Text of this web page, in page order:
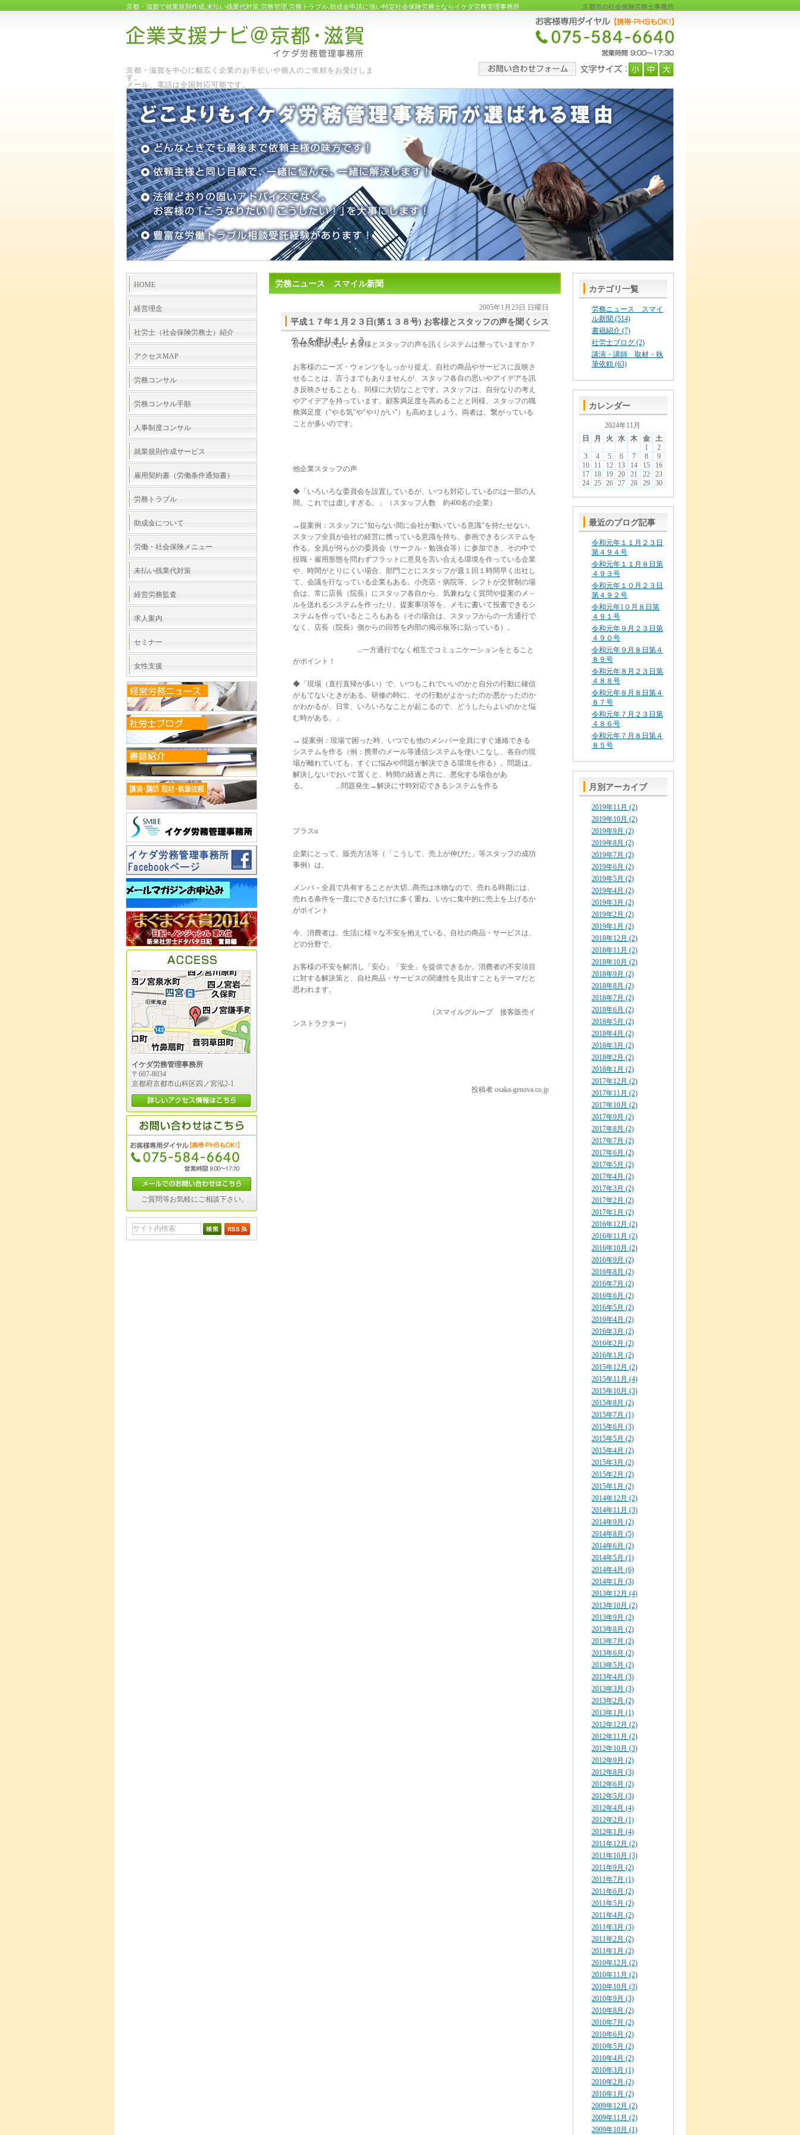
京都・滋賀で就業規則作成,未払い残業代対策,労務管理,労務トラブル,助成金申請に強い特定社会保険労務士ならイケダ労務管理事務所 京都市の社会保険労務士事務所
京都・滋賀を中心に幅広く企業のお手伝いや個人のご依頼をお受けしま
す。
メール、電話は全国対応可能です。
労務ニュース スマイル新聞
2005年1月23日 日曜日
平成１７年１月２３日(第１３８号) お客様とスタッフの声を聞くシス
テムを作りましょう
皆様の職場では、お客様とスタッフの声を訊くシステムは整っていますか？
お客様のニーズ・ウォンツをしっかり捉え、自社の商品やサービスに反映さ
せることは、言うまでもありませんが、スタッフ各自の思いやアイデアを訊
き反映させることも、同様に大切なことです。スタッフは、自分なりの考え
やアイデアを持っています。顧客満足度を高めることと同様、スタッフの職
務満足度（"やる気"や"やりがい"）も高めましょう。両者は、繋がっている
ことが多いのです。
他企業スタッフの声
◆「いろいろな委員会を設置しているが、いつも対応しているのは一部の人
間。これでは虚しすぎる。」（スタッフ人数 約400名の企業）
→提案例：スタッフに"知らない間に会社が動いている意識"を持たせない。
スタッフ全員が会社の経営に携っている意識を持ち、参画できるシステムを
作る。全員が何らかの委員会（サークル・勉強会等）に参加でき、その中で
役職・雇用形態を問わずフラットに意見を言い合える環境を作っている企業
や、時間がとりにくい場合、部門ごとにスタッフが週１回１時間早く出社し
て、会議を行なっている企業もある。小売店・病院等、シフトが交替制の場
合は、常に店長（院長）にスタッフ各自から、気兼ねなく質問や提案のメ－
ルを送れるシステムを作ったり、提案事項等を、メモに書いて投書できるシ
ステムを作っているところもある（その場合は、スタッフからの一方通行で
なく、店長（院長）側からの回答を内部の掲示板等に貼っている）。
...一方通行でなく相互でコミュニケーションをとること
がポイント！
◆「現場（直行直帰が多い）で、いつもこれでいいのかと自分の行動に確信
がもてないときがある。研修の時に、その行動がよかったのか悪かったのか
がわかるが、日常、いろいろなことが起こるので、どうしたらよいのかと悩
む時がある。」
→ 提案例：現場で困った時、いつでも他のメンバー全員にすぐ連絡できる
システムを作る（例：携帯のメール等通信システムを使いこなし、各自の現
場が離れていても、すぐに悩みや問題が解決できる環境を作る）。問題は、
解決しないでおいて置くと、時間の経過と共に、悪化する場合があ
る。 ...問題発生→解決に寸時対応できるシステムを作る
プラスα
企業にとって、販売方法等（「こうして、売上が伸びた」等スタッフの成功
事例）は、
メンバ－全員で共有することが大切...商売は水物なので、売れる時期には、
売れる条件を一度にできるだけに多く重ね、いかに集中的に売上を上げるか
がポイント
今、消費者は、生活に様々な不安を抱えている。自社の商品・サービスは、
どの分野で、
お客様の不安を解消し「安心」「安全」を提供できるか。消費者の不安項目
に対する解決策と、自社商品・サービスの関連性を見出すこともテーマだと
思われます。
（スマイルグループ 接客販売イ
ンストラクター）
投稿者 osaka-genova.co.jp
カテゴリ一覧
労務ニュース スマイ
ル新聞 (514)
書籍紹介 (7)
社労士ブログ (2)
講演・講師 取材・執
筆依頼 (63)
カレンダー
2024年11月
日
月 火 水 木 金
土
1
2
3
4 5 6 7 8
9
10
11 12 13 14 15
16
17
18 19 20 21 22
23
24
25 26 27 28 29 30
最近のブログ記事
令和元年１１月２３日
第４９４号
令和元年１１月８日第
４９３号
令和元年１０月２３日
第４９２号
令和元年1０月８日第
４９１号
令和元年９月２３日第
４９０号
令和元年９月８日第４
８９号
令和元年８月２３日第
４８８号
令和元年８月８日第４
８７号
令和元年７月２３日第
４８６号
令和元年７月８日第４
８５号
月別アーカイブ
2019年11月 (2)
2019年10月 (2)
2019年9月 (2)
2019年8月 (2)
2019年7月 (2)
2019年6月 (2)
2019年5月 (2)
2019年4月 (2)
2019年3月 (2)
2019年2月 (2)
2019年1月 (2)
2018年12月 (2)
2018年11月 (2)
2018年10月 (2)
2018年9月 (2)
2018年8月 (2)
2018年7月 (2)
2018年6月 (2)
2018年5月 (2)
2018年4月 (2)
2018年3月 (2)
2018年2月 (2)
2018年1月 (2)
2017年12月 (2)
2017年11月 (2)
2017年10月 (2)
2017年9月 (2)
2017年8月 (2)
2017年7月 (2)
2017年6月 (2)
2017年5月 (2)
2017年4月 (2)
2017年3月 (2)
2017年2月 (2)
2017年1月 (2)
2016年12月 (2)
2016年11月 (2)
2016年10月 (2)
2016年9月 (2)
2016年8月 (2)
2016年7月 (2)
2016年6月 (2)
2016年5月 (2)
2016年4月 (2)
2016年3月 (2)
2016年2月 (2)
2016年1月 (2)
2015年12月 (2)
2015年11月 (4)
2015年10月 (3)
2015年8月 (2)
2015年7月 (1)
2015年6月 (3)
2015年5月 (2)
2015年4月 (2)
2015年3月 (2)
2015年2月 (2)
2015年1月 (2)
2014年12月 (2)
2014年11月 (3)
2014年9月 (2)
2014年8月 (5)
2014年6月 (2)
2014年5月 (1)
2014年4月 (6)
2014年1月 (3)
2013年12月 (4)
2013年10月 (2)
2013年9月 (2)
2013年8月 (2)
2013年7月 (2)
2013年6月 (2)
2013年5月 (2)
2013年4月 (3)
2013年3月 (3)
2013年2月 (2)
2013年1月 (1)
2012年12月 (2)
2012年11月 (2)
2012年10月 (3)
2012年9月 (2)
2012年8月 (3)
2012年6月 (2)
2012年5月 (3)
2012年4月 (4)
2012年2月 (1)
2012年1月 (4)
2011年12月 (2)
2011年10月 (3)
2011年9月 (2)
2011年7月 (1)
2011年6月 (2)
2011年5月 (2)
2011年4月 (2)
2011年3月 (3)
2011年2月 (2)
2011年1月 (2)
2010年12月 (2)
2010年11月 (2)
2010年10月 (3)
2010年9月 (3)
2010年8月 (2)
2010年7月 (2)
2010年6月 (2)
2010年5月 (2)
2010年4月 (2)
2010年3月 (1)
2010年2月 (2)
2010年1月 (2)
2009年12月 (2)
2009年11月 (2)
2009年10月 (1)
HOME
経営理念
社労士（社会保険労務士）紹介
アクセスMAP
労務コンサル
労務コンサル手順
人事制度コンサル
就業規則作成サービス
雇用契約書（労働条件通知書）
労務トラブル
助成金について
労働・社会保険メニュー
未払い残業代対策
経営労務監査
求人案内
セミナー
女性支援
イケダ労務管理事務所
〒607-8034
京都府京都市山科区四ノ宮泓2-1
ご質問等お気軽にご相談下さい。